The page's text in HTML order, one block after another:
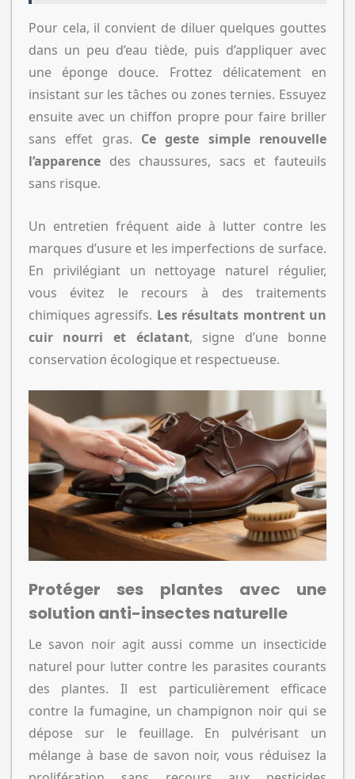
Pour cela, il convient de diluer quelques gouttes
dans un peu d’eau tiède, puis d’appliquer avec
une éponge douce. Frottez délicatement en
insistant sur les tâches ou zones ternies. Essuyez
ensuite avec un chiffon propre pour faire briller
sans effet gras. Ce geste simple renouvelle
l’apparencedes chaussures, sacs et fauteuils
sans risque.
Un entretien fréquent aide à lutter contre les
marques d’usure et les imperfections de surface.
En privilégiant un nettoyage naturel régulier,
vous évitez le recours à des traitements
chimiques agressifs. Les résultats montrent un
cuir nourri et éclatant, signe d’une bonne
conservation écologique et respectueuse.
Protéger ses plantes avec une
solution anti-insectes naturelle
Le savon noir agit aussi comme un insecticide
naturel pour lutter contre les parasites courants
des plantes. Il est particulièrement efficace
contre la fumagine, un champignon noir qui se
dépose sur le feuillage. En pulvérisant un
mélange à base de savon noir, vous réduisez la